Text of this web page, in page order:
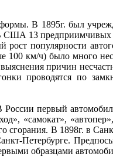
В 1895г. был
13 предприимчивых
рост популярности
км/ч) было много
выяснения причин
проводятся по
первый
«самокат»,
В 1898г. в
образцами